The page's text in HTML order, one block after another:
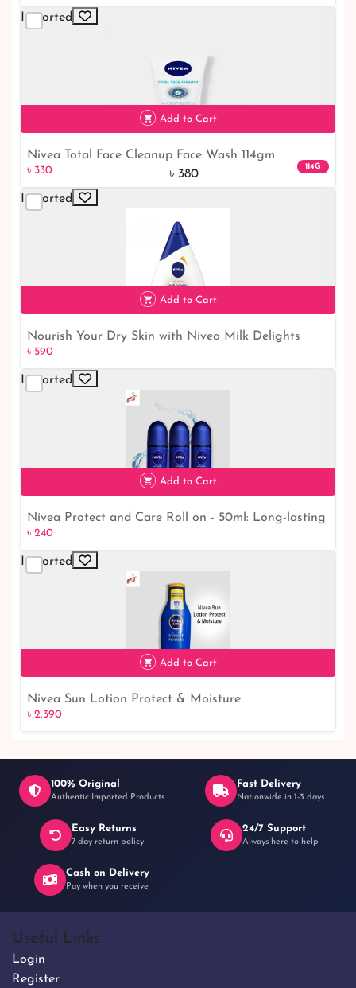
৳ 45018% off
Imported
৳ 33013% off
Add to Cart
Nivea Total Face Cleanup Face Wash 114gm
৳ 330 ৳ 380
114G
Imported
৳ 590
Add to Cart
Nourish Your Dry Skin with Nivea Milk Delights
Moisturizing Honey Face Wash
৳ 590
Imported
৳ 240
Add to Cart
Nivea Protect and Care Roll on - 50ml: Long-lasting
Underarm Protection | E-commerce Website
৳ 240
Imported
৳ 2,390
Add to Cart
Nivea Sun Lotion Protect & Moisture
৳ 2,390
100% Original
Authentic Imported Products
Fast Delivery
Nationwide in 1-3 days
Easy Returns
7-day return policy
24/7 Support
Always here to help
Cash on Delivery
Pay when you receive
Useful Links
Login
Register